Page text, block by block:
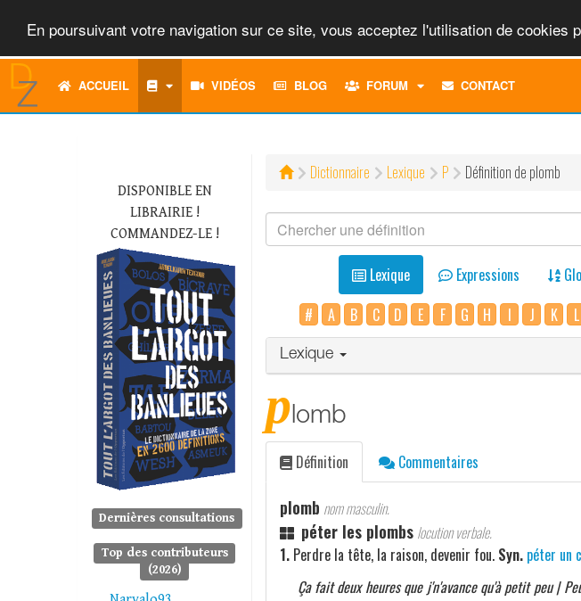
En poursuivant votre navigation sur ce site, vous acceptez l'utilisation de cookies
ACCUEIL VIDÉOS BLOG FORUM
TOGGLECONTACT
DISPONIBLE EN
LIBRAIRIE !
COMMANDEZ-LE !
Dernières consultations
Top des contributeurs
(2026)
Dictionnaire Lexique P Définition de plomb
Lexique Expressions
#
A B C D E F G H I J K L
Lexique
plomb
Définition Commentaires
plomb nom masculin.
péter les plombs locution verbale.
1. Perdre la tête, la raison, devenir fou. Syn. péter un
Ça fait deux heures que j'n'avance qu'à petit peu |